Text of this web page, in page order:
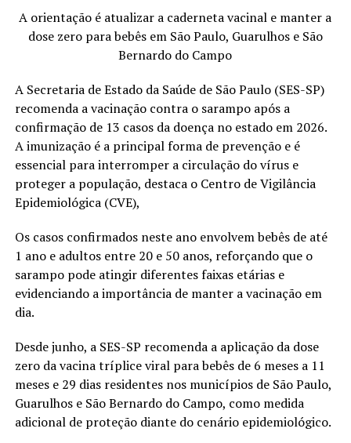
A orientação é atualizar a caderneta vacinal e manter a
dose zero para bebês em São Paulo, Guarulhos e São
Bernardo do Campo
A Secretaria de Estado da Saúde de São Paulo (SES-SP)
recomenda a vacinação contra o sarampo após a
confirmação de 13 casos da doença no estado em 2026.
A imunização é a principal forma de prevenção e é
essencial para interromper a circulação do vírus e
proteger a população, destaca o Centro de Vigilância
Epidemiológica (CVE),
Os casos confirmados neste ano envolvem bebês de até
1 ano e adultos entre 20 e 50 anos, reforçando que o
sarampo pode atingir diferentes faixas etárias e
evidenciando a importância de manter a vacinação em
dia.
Desde junho, a SES-SP recomenda a aplicação da dose
zero da vacina tríplice viral para bebês de 6 meses a 11
meses e 29 dias residentes nos municípios de São Paulo,
Guarulhos e São Bernardo do Campo, como medida
adicional de proteção diante do cenário epidemiológico.